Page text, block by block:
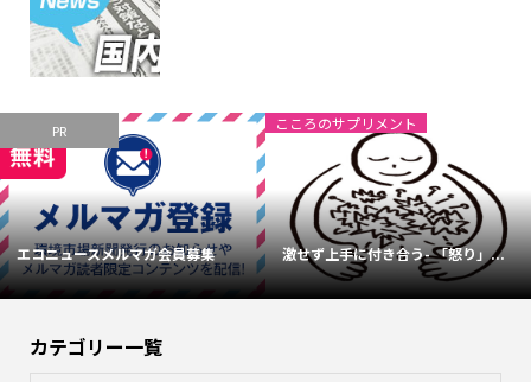
PR
エコニュースメルマガ会員募集
こころのサプリメント
激せず上手に付き合う- 「怒り」...
カテゴリー一覧